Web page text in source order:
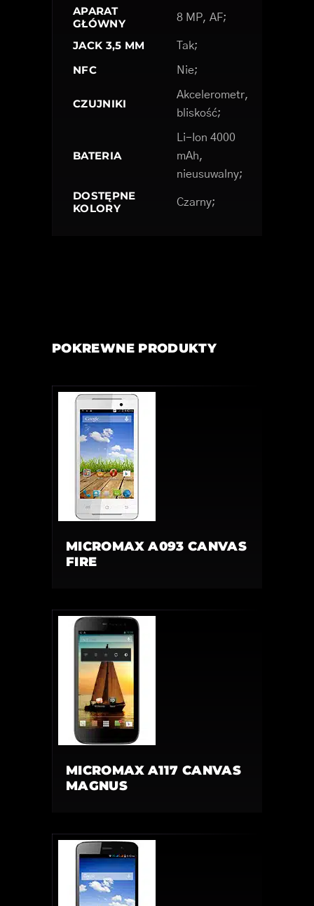
APARAT
GŁÓWNY
8 MP, AF;
JACK 3,5 MM Tak;
NFC Nie;
CZUJNIKI
Akcelerometr,
bliskość;
BATERIA
Li-Ion 4000
mAh,
nieusuwalny;
DOSTĘPNE
KOLORY
Czarny;
POKREWNE PRODUKTY
MICROMAX A093 CANVAS
FIRE
MICROMAX A117 CANVAS
MAGNUS